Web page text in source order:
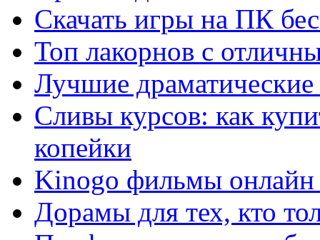
Скачать игры на ПК
Топ лакорнов с
Лучшие
Сливы курсов: как
копейки
Kinogo фильмы онлайн
Дорамы для тех, кто